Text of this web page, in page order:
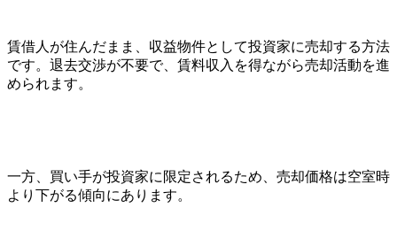
賃借人が住んだまま、収益物件として投資家に売却する方法
です。退去交渉が不要で、賃料収入を得ながら売却活動を進
められます。
一方、買い手が投資家に限定されるため、売却価格は空室時
より下がる傾向にあります。